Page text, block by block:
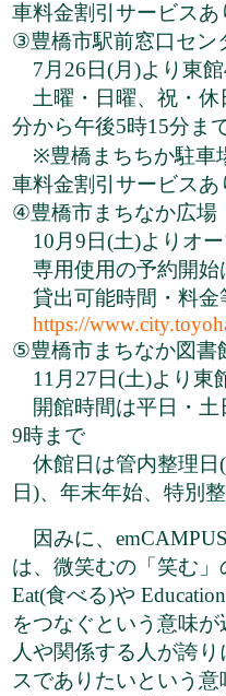
車料金割引サービスあ
③豊橋市駅前窓口セン
7月26日(月)より東
土曜・日曜、祝・休
分から午後5時15分ま
※豊橋まちちか駐車
車料金割引サービスあ
④豊橋市まちなか広場
10月9日(土)よりオ
専用使用の予約開始
貸出可能時間・料金
https://
⑤豊橋市まちなか図書
11月27日(土)より東
開館時間は平日・土
9時まで
休館日は管内整理日
日)、年末年始、特別
因みに、
は、微笑むの「笑む」
Eat(食べる)や
をつなぐという意味
人や関係する人が誇
スでありたいという